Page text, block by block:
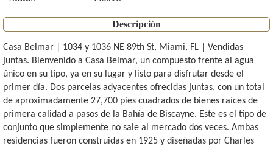
Descripción
Casa Belmar | 1034 y 1036 NE 89th St, Miami, FL | Vendidas
juntas. Bienvenido a Casa Belmar, un compuesto frente al agua
único en su tipo, ya en su lugar y listo para disfrutar desde el
primer día. Dos parcelas adyacentes ofrecidas juntas, con un total
de aproximadamente 27,700 pies cuadrados de bienes raíces de
primera calidad a pasos de la Bahía de Biscayne. Este es el tipo de
conjunto que simplemente no sale al mercado dos veces. Ambas
residencias fueron construidas en 1925 y diseñadas por Charles